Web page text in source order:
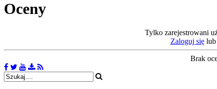
Oceny
Tylko zarejestrowani
Zaloguj się
Brak